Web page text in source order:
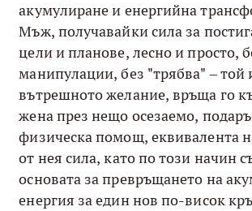
акумулиране и енергийна
Мъж, получавайки сила за
цели и планове, лесно и просто,
манипулации, без "трябва" – той
вътрешното желание, връща го
жена през нещо осезаемо,
физическа помощ, еквивалента
от нея сила, като по този начин
основата за превръщането на
енергия за един нов по-висок